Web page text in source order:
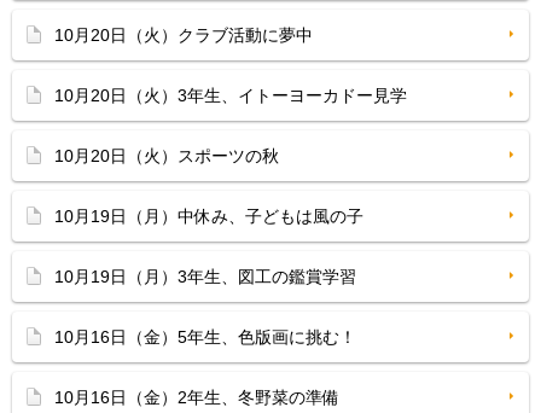
10月20日（火）クラブ活動に夢中
10月20日（火）3年生、イトーヨーカドー見学
10月20日（火）スポーツの秋
10月19日（月）中休み、子どもは風の子
10月19日（月）3年生、図工の鑑賞学習
10月16日（金）5年生、色版画に挑む！
10月16日（金）2年生、冬野菜の準備